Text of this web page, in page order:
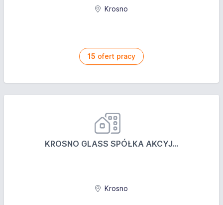
Krosno
15 ofert pracy
KROSNO GLASS SPÓŁKA AKCYJ...
Krosno